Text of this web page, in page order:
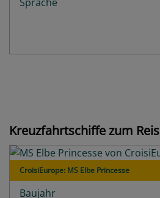
Kreuzfahrtschiffe zum
CroisiEurope: MS Elbe Princesse
Baujahr